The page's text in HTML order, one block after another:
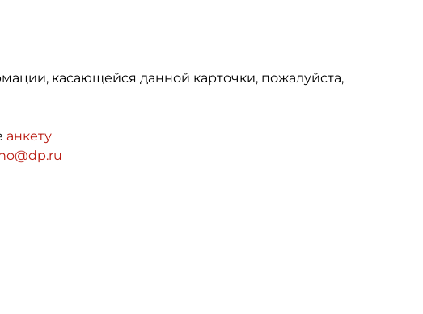
касающейся данной карточки, пожалуйста,
анкету